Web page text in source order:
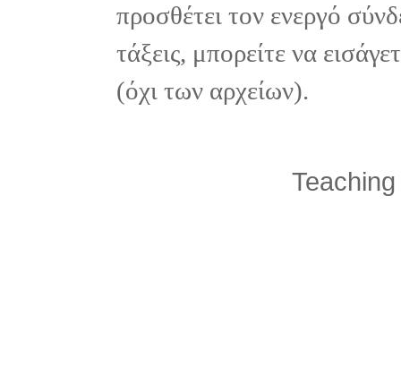
προσθέτει τον ενεργό
τάξεις, μπορείτε να
(όχι των αρχείων).